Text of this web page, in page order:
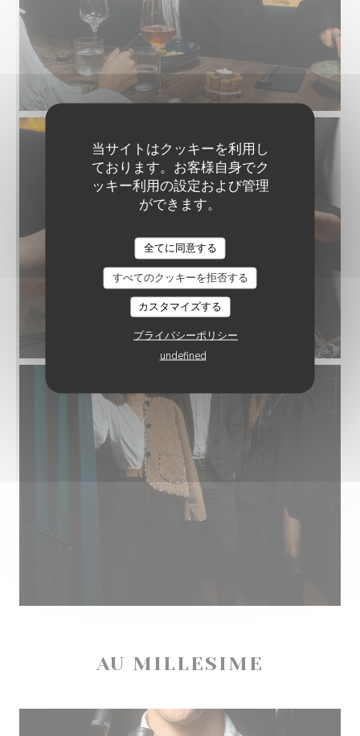
当サイトはクッキーを利用し
ております。お客様自身でク
ッキー利用の設定および管理
ができます。
全てに同意する
すべてのクッキーを拒否する
カスタマイズする
プライバシーポリシー
undefined
AU MILLESIME